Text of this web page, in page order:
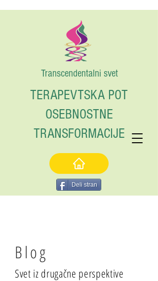
Transcendentalni svet
TERAPEVTSKA POT
OSEBNOSTNE
TRANSFORMACIJE
Deli stran
Blog
Svet iz drugačne perspektive